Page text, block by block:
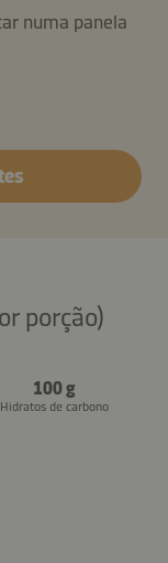
numa panela
porção)
100 g
Hidratos de carbono